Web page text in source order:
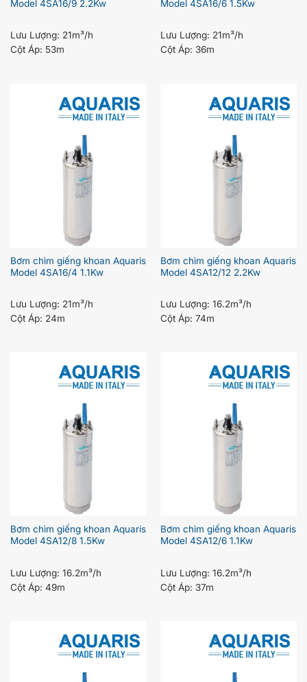
Model 4SA16/9 2.2Kw
Lưu Lượng: 21m³/h
Cột Áp: 53m
Model 4SA16/6 1.5Kw
Lưu Lượng: 21m³/h
Cột Áp: 36m
Bơm chìm giếng khoan Aquaris
Model 4SA16/4 1.1Kw
Lưu Lượng: 21m³/h
Cột Áp: 24m
Bơm chìm giếng khoan Aquaris
Model 4SA12/12 2.2Kw
Lưu Lượng: 16.2m³/h
Cột Áp: 74m
Bơm chìm giếng khoan Aquaris
Model 4SA12/8 1.5Kw
Lưu Lượng: 16.2m³/h
Cột Áp: 49m
Bơm chìm giếng khoan Aquaris
Model 4SA12/6 1.1Kw
Lưu Lượng: 16.2m³/h
Cột Áp: 37m